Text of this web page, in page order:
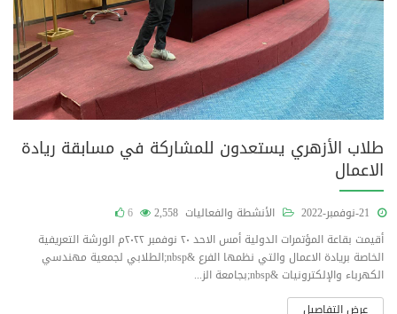
طلاب الأزهري يستعدون للمشاركة في مسابقة ريادة
الاعمال
الأنشطة والفعاليات 2,558
6
أقيمت بقاعة المؤتمرات الدولية أمس الاحد ٢٠ نوفمبر ٢٠٢٢م الورشة التعريفية
الخاصة بريادة الاعمال والتي نظمها الفرع &nbsp;الطلابي لجمعية مهندسي
الكهرباء والإلكترونيات &nbsp;بجامعة الز...
عرض التفاصيل